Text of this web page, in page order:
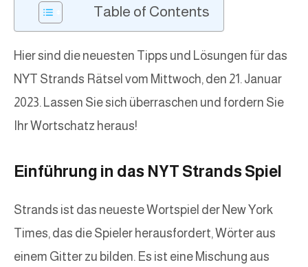
Table of Contents
Hier sind die neuesten Tipps und Lösungen für das
NYT Strands Rätsel vom Mittwoch, den 21. Januar
2023. Lassen Sie sich überraschen und fordern Sie
Ihr Wortschatz heraus!
Einführung in das NYT Strands Spiel
Strands ist das neueste Wortspiel der New York
Times, das die Spieler herausfordert, Wörter aus
einem Gitter zu bilden. Es ist eine Mischung aus